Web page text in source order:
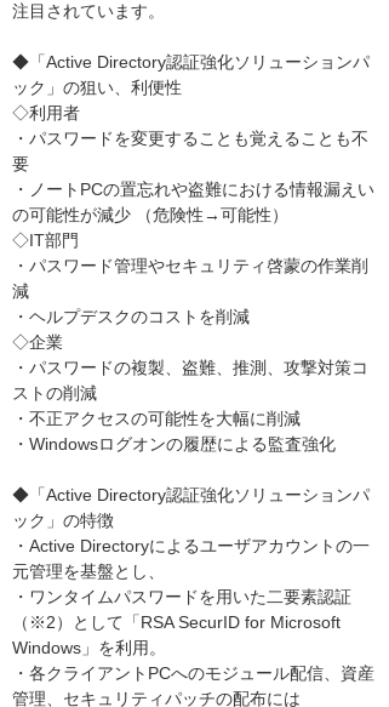
注目されています。
◆「Active Directory認証強化ソリューションパ
ック」の狙い、利便性
◇利用者
・パスワードを変更することも覚えることも不
要
・ノートPCの置忘れや盗難における情報漏えい
の可能性が減少 （危険性→可能性）
◇IT部門
・パスワード管理やセキュリティ啓蒙の作業削
減
・ヘルプデスクのコストを削減
◇企業
・パスワードの複製、盗難、推測、攻撃対策コ
ストの削減
・不正アクセスの可能性を大幅に削減
・Windowsログオンの履歴による監査強化
◆「Active Directory認証強化ソリューションパ
ック」の特徴
・Active Directoryによるユーザアカウントの一
元管理を基盤とし、
・ワンタイムパスワードを用いた二要素認証
（※2）として「RSA SecurID for Microsoft
Windows」を利用。
・各クライアントPCへのモジュール配信、資産
管理、セキュリティパッチの配布には